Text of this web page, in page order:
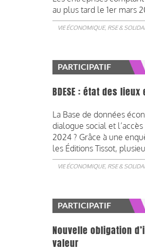
au plus tard le 1er mars
VIE ÉCONOMIQUE, RSE &
PARTICIPATIF
BDESE : état des
La Base de données
dialogue social et
2024 ? Grâce à une
les Éditions Tissot,
VIE ÉCONOMIQUE, RSE &
PARTICIPATIF
Nouvelle obligation
valeur